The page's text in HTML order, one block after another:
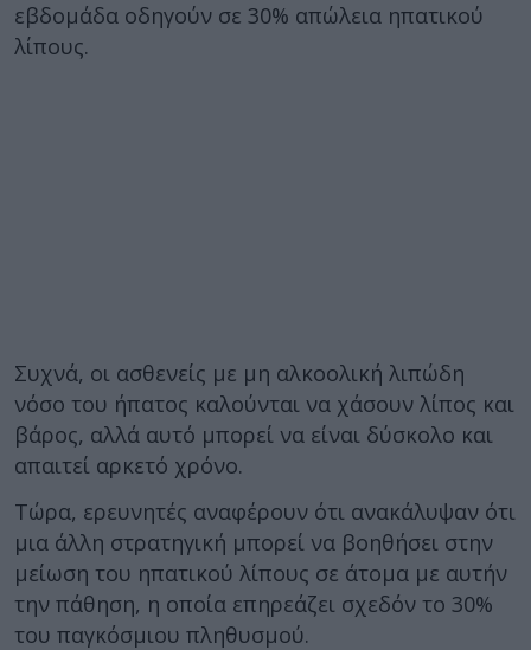
εβδομάδα οδηγούν σε 30% απώλεια ηπατικού
λίπους.
Συχνά, οι ασθενείς με μη αλκοολική λιπώδη
νόσο του ήπατος καλούνται να χάσουν λίπος και
βάρος, αλλά αυτό μπορεί να είναι δύσκολο και
απαιτεί αρκετό χρόνο.
Τώρα, ερευνητές αναφέρουν ότι ανακάλυψαν ότι
μια άλλη στρατηγική μπορεί να βοηθήσει στην
μείωση του ηπατικού λίπους σε άτομα με αυτήν
την πάθηση, η οποία επηρεάζει σχεδόν το 30%
του παγκόσμιου πληθυσμού.